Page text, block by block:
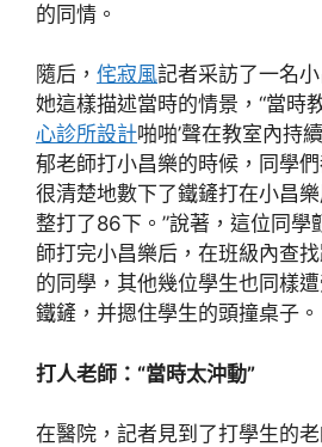
的同情。
隨后， 侘寂風記者采訪了一名
她這樣描述當時的情景，“當時
心診所設計啪啪’聲在教室內持
郁老師打小昌樂的時候，同學
很清楚地數下了鐵鏟打在小昌
整打了86下。”說著，這位同學
師打完小昌樂后，在班級內查
的同學，其他幾位學生也同樣
鐵鏟，并摁住學生的頭撞桌子。
打人老師：“當時太沖動”
在醫院，記者見到了打學生的